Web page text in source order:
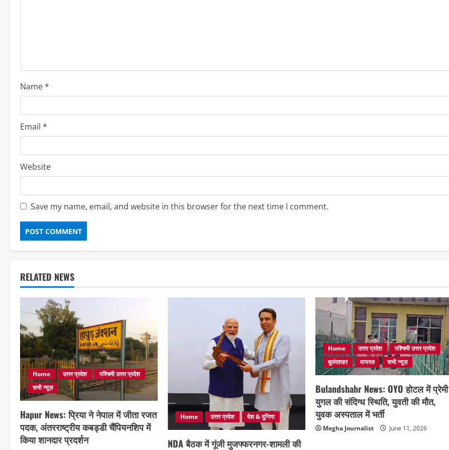
i
n
g
Name*
Email *
Website
Save my name, email, and website in this browser for the next time I comment.
RELATED NEWS
Home उत्तर प्रदेश
पश्चिमी उत्तर प्रदेश
सभी न्यूज़
Hapur News: प्रिया ने नेपाल में जीता रजत
पदक, अंतरराष्ट्रीय कबड्डी चैंपियनशिप में
किया शानदार प्रदर्शन
Home उत्तर प्रदेश देश & दुनिया
NDA बैठक में गूंजी मुजफ्फरनगर-शामली की
Home उत्तर प्रदेश
पश्चिमी उत्तर प्रदेश
बुलंदशहर
वायरल सभी न्यूज़
Bulandshahr News: OYO होटल में प्रेमी
युगल की संदिग्ध स्थिति, युवती की मौत,
युवक अस्पताल में भर्ती
Megha Journalist June 11, 2026